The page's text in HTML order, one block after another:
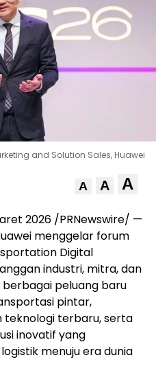
and Solution Sales, Huawei
A A A
2026 /PRNewswire/ —
menggelar forum
Digital
industri, mitra, dan
peluang baru
pintar,
terbaru, serta
inovatif yang
menuju era dunia